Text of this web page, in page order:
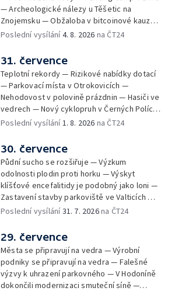
— Archeologické nálezy u Těšetic na
Znojemsku — Obžaloba v bitcoinové kauze
— Přestavba silnice přes Bzenec na
Zašové — Letní opravy divadel — Český hlas
ve vesmíru
Poslední vysílání4. 8. 2026 na ČT24
31. července
Teplotní rekordy — Rizikové nabídky dotací
— Parkovací místa v Otrokovicích —
Nehodovost v polovině prázdnin — Hasiči ve
vedrech — Nový cyklopruh v Černých Polích
— Květinová výstava ve Věžkách
Poslední vysílání1. 8. 2026 na ČT24
30. července
Půdní sucho se rozšiřuje — Výzkum
odolnosti plodin proti horku — Výskyt
klíšťové encefalitidy je podobný jako loni —
Zastavení stavby parkoviště ve Valticích —
Spor o lokalitu lesa v Rožnově pod
organismus — Kybernetický incident na
Masarykově univerzitě — Slavnostní
vyřazení absolventů Univerzity obran —
Letní kurzy umění pro mladé — Mobilní
kurníky pomáhají na poli
Poslední vysílání31. 7. 2026na ČT24
29. července
Města se připravují na vedra — Výrobní
podniky se připravují na vedra — Falešné
výzvy k uhrazení parkovného — V Hodoníně
dokončili modernizaci smuteční síně —